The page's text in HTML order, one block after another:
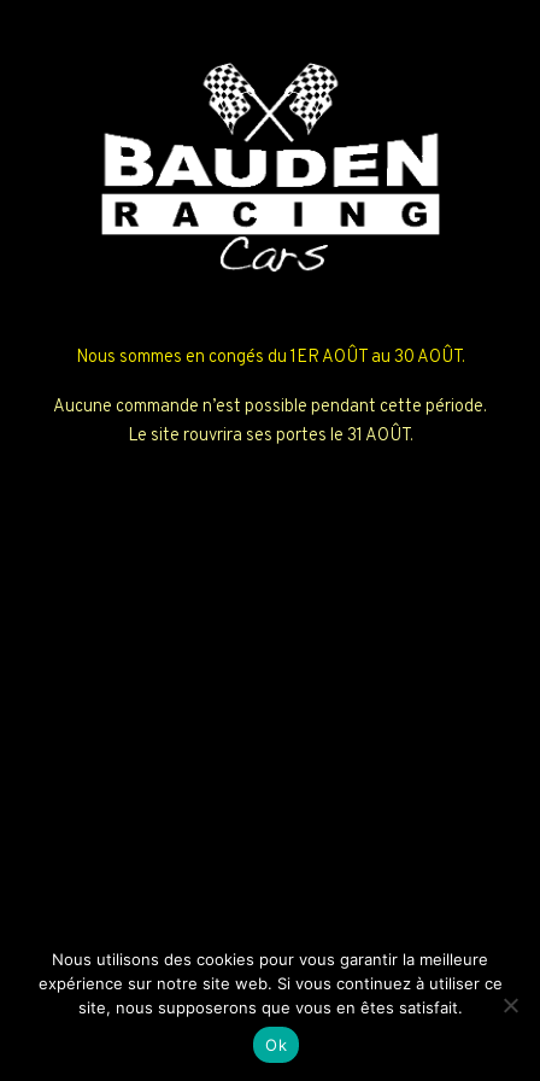
Nous sommes en congés du 1ER AOÛT au 30 AOÛT.
Aucune commande n’est possible pendant cette période.
Le site rouvrira ses portes le 31 AOÛT.
Nous utilisons des cookies pour vous garantir la meilleure
expérience sur notre site web. Si vous continuez à utiliser ce
site, nous supposerons que vous en êtes satisfait.
Ok